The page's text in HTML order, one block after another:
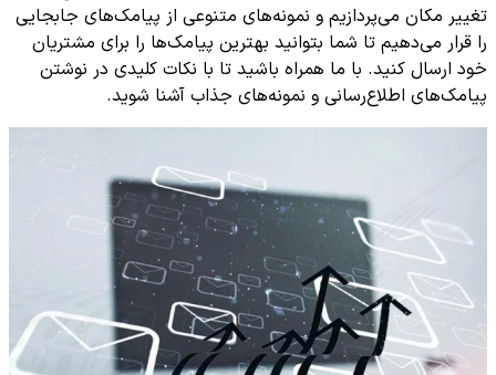
تغییر مکان می‌پردازیم و نمونه‌های متنوعی از پیامک‌های جابجایی
را قرار می‌دهیم تا شما بتوانید بهترین پیامک‌ها را برای مشتریان
خود ارسال کنید. با ما همراه باشید تا با نکات کلیدی در نوشتن
پیامک‌های اطلاع‌رسانی و نمونه‌های جذاب آشنا شوید.